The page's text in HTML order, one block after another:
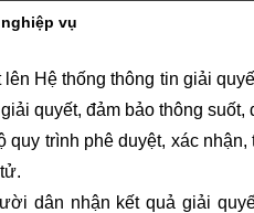
vụ
Hệ thống thông tin giải
quyết, đảm bảo thông suốt,
trình phê duyệt, xác
dân nhận kết quả giải